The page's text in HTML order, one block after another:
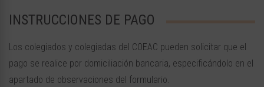
INSTRUCCIONES DE PAGO
Los colegiados y colegiadas del COEAC pueden solicitar que el
pago se realice por domiciliación bancaria, especificándolo en el
apartado de observaciones del formulario.